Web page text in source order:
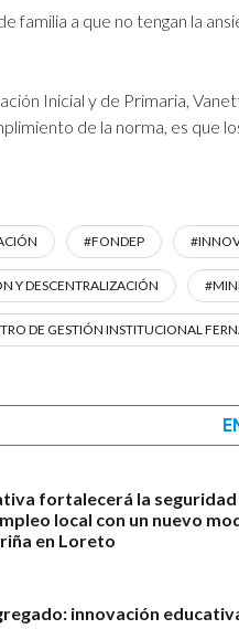
familia a que no tengan la
Inicial y de Primaria,
de la norma, es que
#FONDEP
Y DESCENTRALIZACIÓN
DE GESTIÓN INSTITUCIONAL
fortalecerá la seguridad
local con un nuevo
en Loreto
innovación